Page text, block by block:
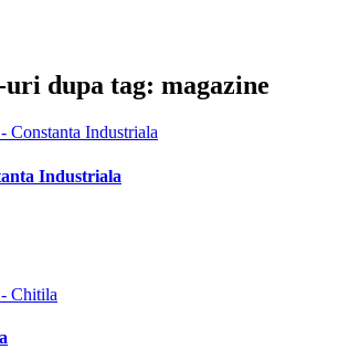
dupa tag: magazine
Industriala